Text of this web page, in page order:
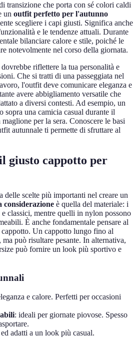
transizione che porta con sé colori caldi
un outfit perfetto per l'autunno
scegliere i capi giusti. Significa anche
e le tendenze attuali. Durante
bilanciare calore e stile, poiché le
notevolmente nel corso della giornata.
riflettere la tua personalità e
Che si tratti di una passeggiata nel
l'outfit deve comunicare eleganza e
avere abbigliamento versatile che
a diversi contesti. Ad esempio, un
sopra una camicia casual durante il
per la sera. Conoscere le basi
autunnale ti permette di sfruttare al
giusto cappotto per
delle scelte più importanti nel creare un
considerazione è quella del materiale: i
classici, mentre quelli in nylon possono
È anche fondamentale pensare al
Un cappotto lungo fino al
può risultare pesante. In alternativa,
può fornire un look più sportivo e
e calore. Perfetti per occasioni
: ideali per giornate piovose. Spesso
adatti a un look più casual.